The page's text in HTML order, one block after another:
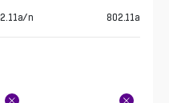
n 802.11ac